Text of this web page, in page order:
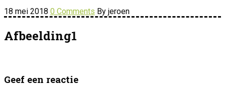
18 mei 2018 0 Comments By jeroen
Afbeelding1
Geef een reactie